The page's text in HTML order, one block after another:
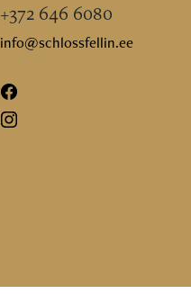
+372 646 6080
info@schlossfellin.ee